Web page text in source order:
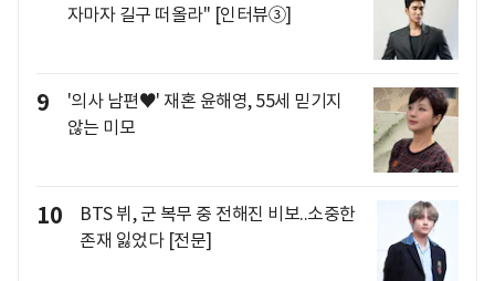
자마자 길구 떠올라" [인터뷰③]
9
'의사 남편♥' 재혼 윤해영, 55세 믿기지
않는 미모
10
BTS 뷔, 군 복무 중 전해진 비보..소중한
존재 잃었다 [전문]